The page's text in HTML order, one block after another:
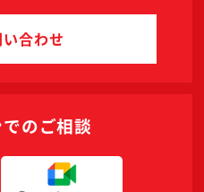
い合わせ
のご相談